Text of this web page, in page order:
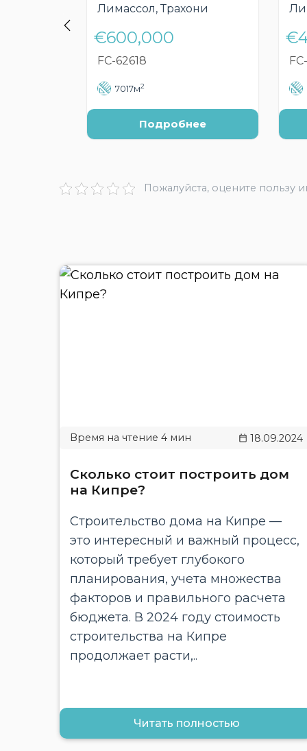
Лимассол, Трахони
€600,000
FC-62618
7017м2
Подробнее
Пожалуйста, оцените пользу
18.09.2024
Сколько стоит построить дом
на Кипре?
Строительство дома на Кипре —
это интересный и важный процесс,
который требует глубокого
планирования, учета множества
факторов и правильного расчета
бюджета. В 2024 году стоимость
строительства на Кипре
продолжает расти,..
Читать полностью